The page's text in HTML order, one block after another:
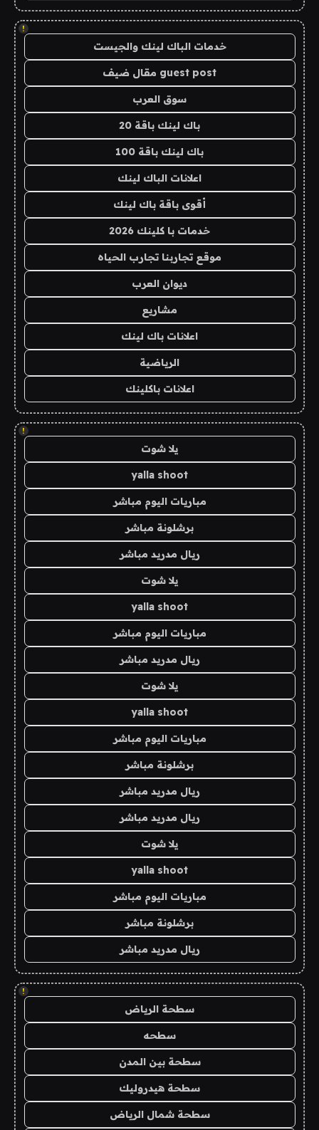
!
خدمات الباك لينك والجيست
guest post مقال ضيف
سوق العرب
باك لينك باقة 20
باك لينك باقة 100
اعلانات الباك لينك
أقوى باقة باك لينك
خدمات با كلينك 2026
موقع تجاربنا تجارب الحياه
ديوان العرب
مشاريع
اعلانات باك لينك
الرياضية
اعلانات باكلينك
!
يلا شوت
yalla shoot
مباريات اليوم مباشر
برشلونة مباشر
ريال مدريد مباشر
يلا شوت
yalla shoot
مباريات اليوم مباشر
ريال مدريد مباشر
يلا شوت
yalla shoot
مباريات اليوم مباشر
برشلونة مباشر
ريال مدريد مباشر
ريال مدريد مباشر
يلا شوت
yalla shoot
مباريات اليوم مباشر
برشلونة مباشر
ريال مدريد مباشر
!
سطحة الرياض
سطحه
سطحة بين المدن
سطحة هيدروليك
سطحة شمال الرياض